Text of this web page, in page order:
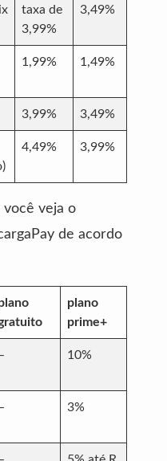
taxa de
3,99%
3,49%
1,99% 1,49%
3,99% 3,49%
4,49% 3,99%
você veja o
de acordo
plano
prime+
10%
3%